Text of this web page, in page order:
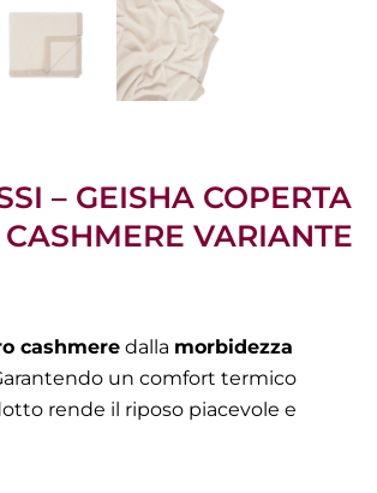
– GEISHA COPERTA
VARIANTE
cashmere dalla morbidezza
un comfort termico
rende il riposo piacevole e